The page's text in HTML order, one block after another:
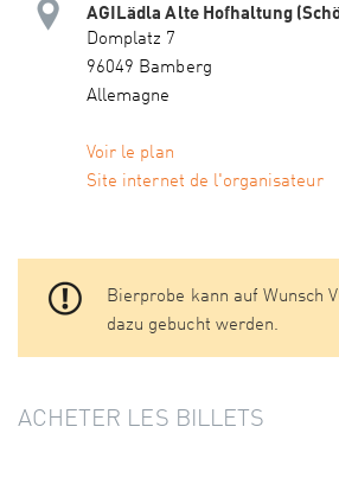
AGILädla Alte Hofhaltung
Domplatz 7
96049 Bamberg
Allemagne
Voir le plan
Site internet de l'organisateur
Bierprobe kann auf Wunsch
dazu gebucht werden.
ACHETER LES BILLETS